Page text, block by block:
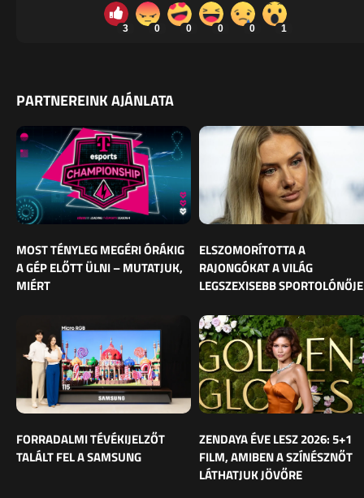
3 0 0 0 0 1
PARTNEREINK AJÁNLATA
MOST TÉNYLEG MEGÉRI ÓRÁKIG
A GÉP ELŐTT ÜLNI – MUTATJUK,
MIÉRT
ELSZOMORÍTOTTA A
RAJONGÓKAT A VILÁG
LEGSZEXISEBB SPORTOLÓNŐJE
FORRADALMI TÉVÉKIJELZŐT
TALÁLT FEL A SAMSUNG
ZENDAYA ÉVE LESZ 2026: 5+1
FILM, AMIBEN A SZÍNÉSZNŐT
LÁTHATJUK JÖVŐRE